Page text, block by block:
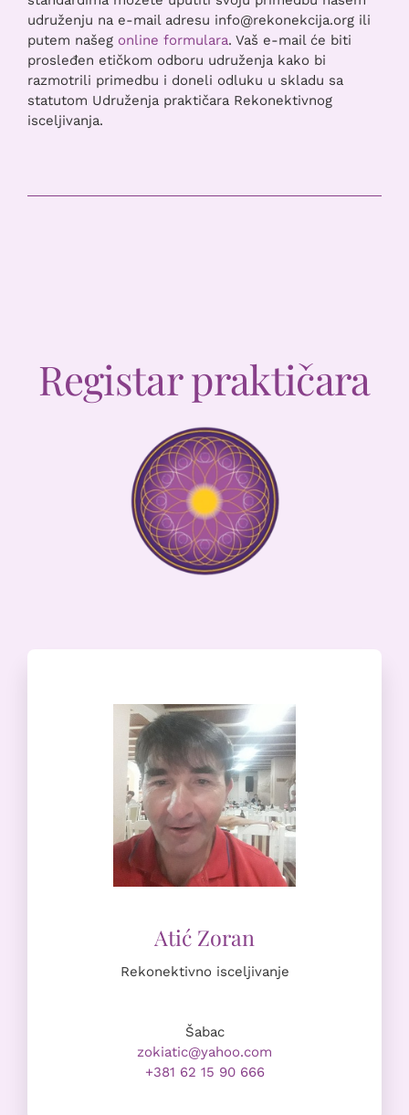
udruženju na e-mail adresu info@rekonekcija.org ili
putem našeg online formulara. Vaš e-mail će biti
prosleđen etičkom odboru udruženja kako bi
razmotrili primedbu i doneli odluku u skladu sa
statutom Udruženja praktičara Rekonektivnog
isceljivanja.
Registar praktičara
Rekonektivno isceljivanje
Šabac
zokiatic@yahoo.com
+381 62 15 90 666